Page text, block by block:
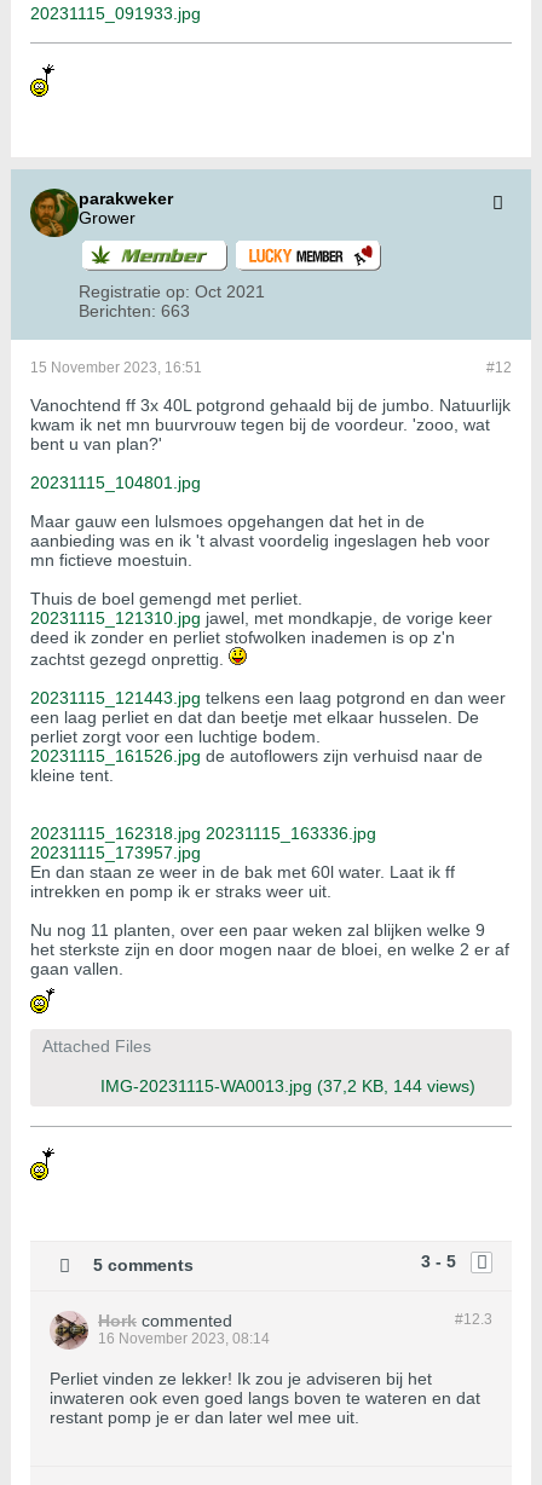
20231115_091933.jpg
parakweker
Grower
Registratie op: Oct 2021
Berichten: 663
#12
15 November 2023, 16:51
Vanochtend ff 3x 40L potgrond gehaald bij de jumbo. Natuurlijk
kwam ik net mn buurvrouw tegen bij de voordeur. 'zooo, wat
bent u van plan?'
20231115_104801.jpg
Maar gauw een lulsmoes opgehangen dat het in de
aanbieding was en ik 't alvast voordelig ingeslagen heb voor
mn fictieve moestuin.
Thuis de boel gemengd met perliet.
20231115_121310.jpg jawel, met mondkapje, de vorige keer
deed ik zonder en perliet stofwolken inademen is op z'n
zachtst gezegd onprettig.
20231115_121443.jpg telkens een laag potgrond en dan weer
een laag perliet en dat dan beetje met elkaar husselen. De
perliet zorgt voor een luchtige bodem.
20231115_161526.jpg de autoflowers zijn verhuisd naar de
kleine tent.
20231115_162318.jpg 20231115_163336.jpg
20231115_173957.jpg
En dan staan ze weer in de bak met 60l water. Laat ik ff
intrekken en pomp ik er straks weer uit.
Nu nog 11 planten, over een paar weken zal blijken welke 9
het sterkste zijn en door mogen naar de bloei, en welke 2 er af
gaan vallen.
Attached Files
IMG-20231115-WA0013.jpg (37,2 KB, 144 views)
3 - 5
5 comments
#12.3
Hork commented
16 November 2023, 08:14
Perliet vinden ze lekker! Ik zou je adviseren bij het
inwateren ook even goed langs boven te wateren en dat
restant pomp je er dan later wel mee uit.